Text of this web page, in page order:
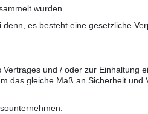
wurden.
es besteht eine gesetzliche
und / oder zur Einhaltung
das gleiche Maß an Sicherheit und